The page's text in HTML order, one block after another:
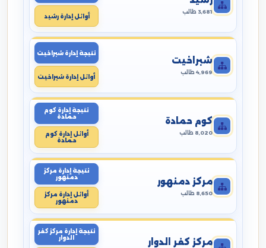
3,681 طالب
أوائل إدارة رشيد
شبراخيت
4,969 طالب
نتيجة إدارة شبراخيت
أوائل إدارة شبراخيت
كوم حمادة
8,020 طالب
نتيجة إدارة كوم
حمادة
أوائل إدارة كوم
حمادة
مركز دمنهور
8,650 طالب
نتيجة إدارة مركز
دمنهور
أوائل إدارة مركز
دمنهور
مركز كفر الدوار
نتيجة إدارة مركز كفر
الدوار